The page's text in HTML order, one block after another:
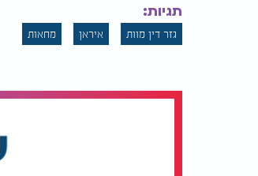
תגיות:
גזר דין מוות איראן מחאות